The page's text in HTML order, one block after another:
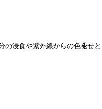
浸食や紫外線からの色褪せ